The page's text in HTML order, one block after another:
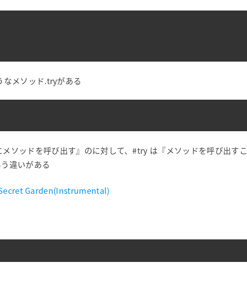
メソッド.tryがある
ソッドを呼び出す』のに対して、#try は『メソッドを呼び出すこ
違いがある
Garden(Instrumental)